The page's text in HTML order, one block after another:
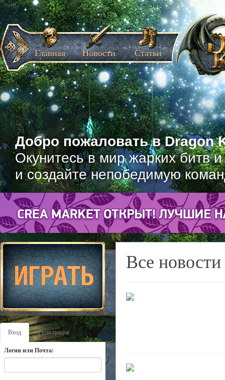
Добро пожаловать в Dragon
Окунитесь в мир жарких битв
и создайте непобедимую
Главная Новости Статьи
Вход Регистрация
Логин или Почта:
Все новости